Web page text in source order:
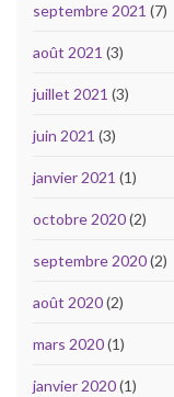
septembre 2021 (7)
août 2021 (3)
juillet 2021 (3)
juin 2021 (3)
janvier 2021 (1)
octobre 2020(2)
septembre 2020(2)
août 2020(2)
mars 2020(1)
janvier 2020(1)